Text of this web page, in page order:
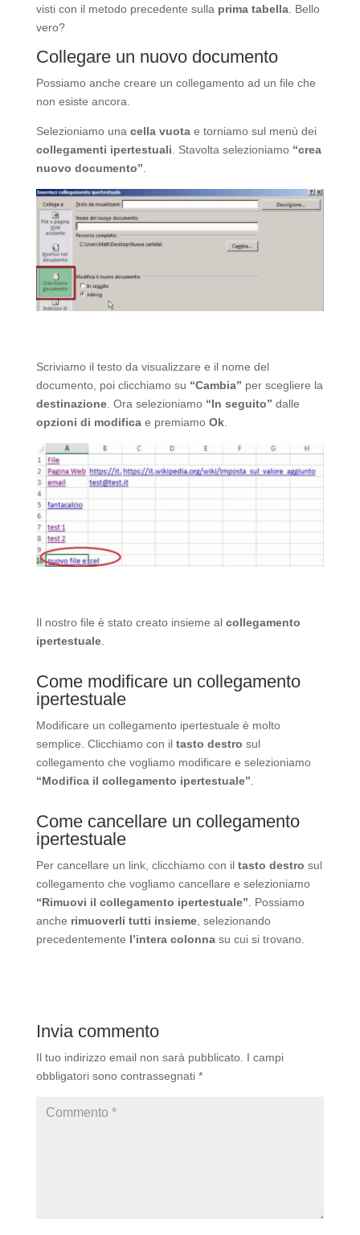
visti con il metodo precedente sulla prima tabella. Bello
vero?
Collegare un nuovo documento
Possiamo anche creare un collegamento ad un file che
non esiste ancora.
Selezioniamo una cella vuotae torniamo sul menù dei
collegamenti ipertestuali . Stavolta selezioniamo “crea
nuovo documento”
Scriviamo il testo da visualizzare e il nome del
documento, poi clicchiamo su “Cambia” per scegliere la
destinazione. Ora selezioniamo “In seguito” dalle
opzioni di modificae premiamo Ok.
Il nostro file è stato creato insieme al collegamento
ipertestuale.
Come modificare un collegamento
ipertestuale
Modificare un collegamento ipertestuale è molto
semplice. Clicchiamo con il tasto destro sul
collegamento che vogliamo modificare e selezioniamo
“Modifica il collegamento ipertestuale”
Come cancellare un collegamento
ipertestuale
Per cancellare un link, clicchiamo con il tasto destro sul
collegamento che vogliamo cancellare e selezioniamo
“Rimuovi il collegamento ipertestuale” . Possiamo
anche rimuoverli tutti insieme, selezionando
precedentemente l’intera colonnasu cui si trovano.
Invia commento
Il tuo indirizzo email non sarà pubblicato. I campi
obbligatori sono contrassegnati *